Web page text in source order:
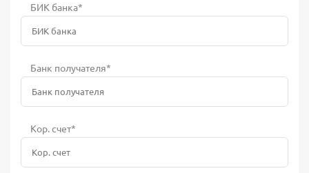
БИК банка*
Банк получателя*
Кор. счет*